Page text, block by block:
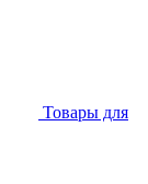
Товары для